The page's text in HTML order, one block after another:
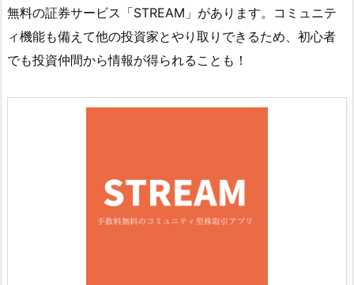
無料の証券サービス「STREAM」があります。コミュニテ
ィ機能も備えて他の投資家とやり取りできるため、初心者
でも投資仲間から情報が得られることも！